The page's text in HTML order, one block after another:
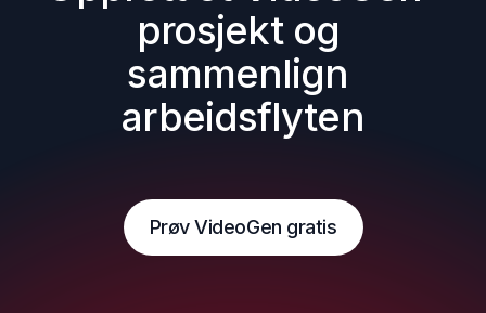
prosjekt og
sammenlign
arbeidsflyten
Prøv VideoGen gratis